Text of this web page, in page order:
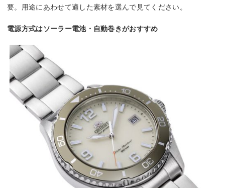
要。用途にあわせて適した素材を選んで見てください。
電源方式はソーラー電池・自動巻きがおすすめ